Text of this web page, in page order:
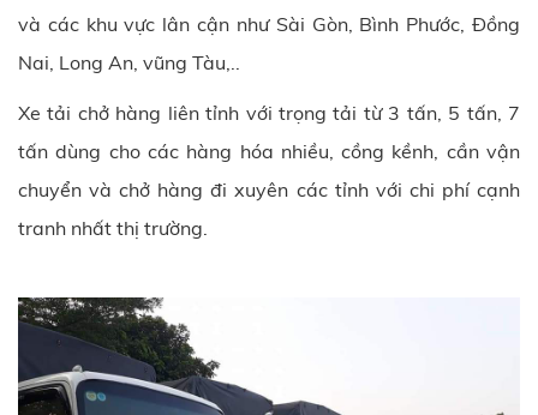
và các khu vực lân cận như Sài Gòn, Bình Phước, Đồng
Nai, Long An, vũng Tàu,..
Xe tải chở hàng liên tỉnh với trọng tải từ 3 tấn, 5 tấn, 7
tấn dùng cho các hàng hóa nhiều, cồng kềnh, cần vận
chuyển và chở hàng đi xuyên các tỉnh với chi phí cạnh
tranh nhất thị trường.